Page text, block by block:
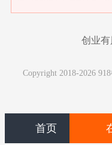
创业
Copyright 2018-2026
首页